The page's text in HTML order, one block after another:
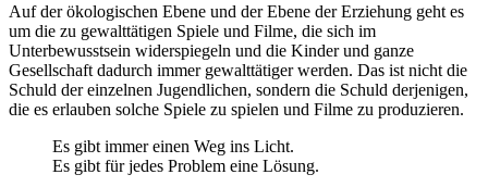
Auf der ökologischen Ebene und der Ebene der Erziehung geht es
um die zu gewalttätigen Spiele und Filme, die sich im
Unterbewusstsein widerspiegeln und die Kinder und ganze
Gesellschaft dadurch immer gewalttätiger werden. Das ist nicht die
Schuld der einzelnen Jugendlichen, sondern die Schuld derjenigen,
die es erlauben solche Spiele zu spielen und Filme zu produzieren.
Es gibt immer einen Weg ins Licht.
Es gibt für jedes Problem eine Lösung.